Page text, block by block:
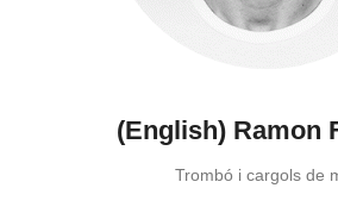
(English) Ramon
Trombó i cargols de